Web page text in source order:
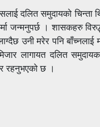
दलित समुदायको चिन्ता
जन्मनुपर्छ । शासकहरु
उनी मरेर पनि बाँच्नलाई
लागायत दलित
रहनुभएको छ ।